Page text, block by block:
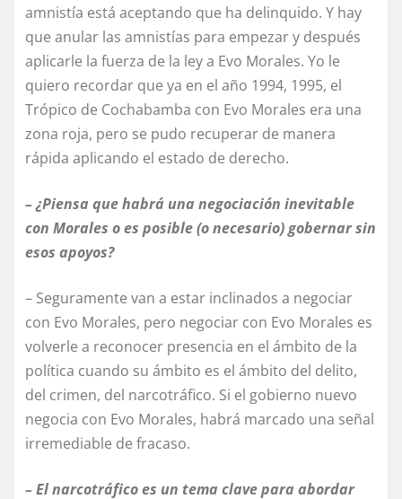
amnistía está aceptando que ha delinquido. Y hay
que anular las amnistías para empezar y después
aplicarle la fuerza de la ley a Evo Morales. Yo le
quiero recordar que ya en el año 1994, 1995, el
Trópico de Cochabamba con Evo Morales era una
zona roja, pero se pudo recuperar de manera
rápida aplicando el estado de derecho.
– ¿Piensa que habrá una negociación inevitable
con Morales o es posible (o necesario) gobernar sin
esos apoyos?
– Seguramente van a estar inclinados a negociar
con Evo Morales, pero negociar con Evo Morales es
volverle a reconocer presencia en el ámbito de la
política cuando su ámbito es el ámbito del delito,
del crimen, del narcotráfico. Si el gobierno nuevo
negocia con Evo Morales, habrá marcado una señal
irremediable de fracaso.
– El narcotráfico es un tema clave para abordar